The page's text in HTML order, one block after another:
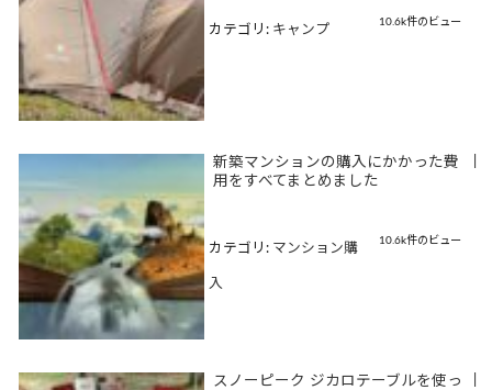
10.6k件のビュー
カテゴリ: キャンプ
新築マンションの購入にかかった費
用をすべてまとめました
10.6k件のビュー
カテゴリ: マンション購
入
スノーピーク ジカロテーブルを使っ